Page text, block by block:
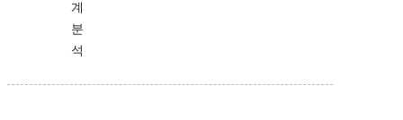
계
분
석